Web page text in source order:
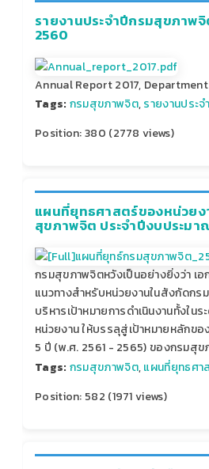
รายงานประจำปีกรมสุขภาพ
2560
Annual Report 2017,
Tags: กรมสุขภาพจิต,รายงานประจ
Position:380 (2778 views)
แผนที่ยุทธศาสตร์ของหน่วย
สุขภาพจิต ประจำปีงบประมา
กรมสุขภาพจิตหวังเป็นอย่างยิ่งว่า เ
แนวทางสำหรับหน่วยงานในสังกัดกร
บริหารเป้าหมายการดำเนินงานทั้งใน
หน่วยงาน ให้บรรลุสู่เป้าหมายหลักข
5 ปี (พ.ศ. 2561 - 2565) ของกรมสุ
Tags: กรมสุขภาพจิต,แผนที่ยุทธศา
Position: 582 (1971views)